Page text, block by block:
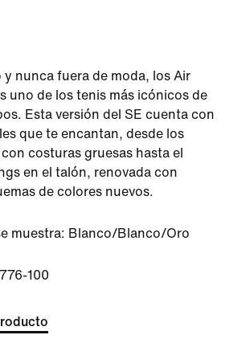
y nunca fuera de moda, los Air
uno de los tenis más icónicos de
Esta versión del SE cuenta con
que te encantan, desde los
costuras gruesas hasta el
en el talón, renovada con
de colores nuevos.
muestra: Blanco/Blanco/Oro
100